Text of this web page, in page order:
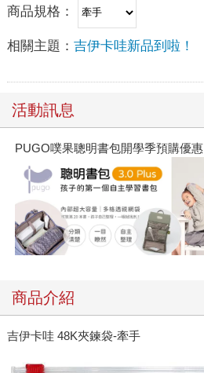
商品規格：
相關主題： 吉伊卡哇新品到啦！
活動訊息
PUGO噗果聰明書包開學季預購優惠
商品介紹
吉伊卡哇 48K夾鍊袋-牽手